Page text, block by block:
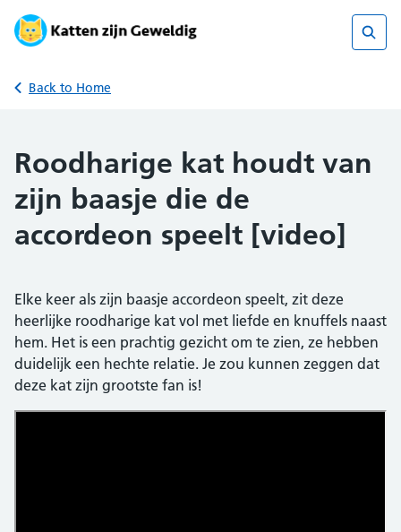
Skip
Back to Home
Roodharige kat houdt van
zijn baasje die de
accordeon speelt [video]
Elke keer als zijn baasje accordeon speelt, zit deze
heerlijke roodharige kat vol met liefde en knuffels naast
hem. Het is een prachtig gezicht om te zien, ze hebben
duidelijk een hechte relatie. Je zou kunnen zeggen dat
deze kat zijn grootste fan is!